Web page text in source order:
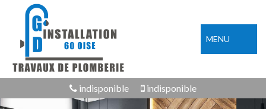
MENU
indisponible indisponible